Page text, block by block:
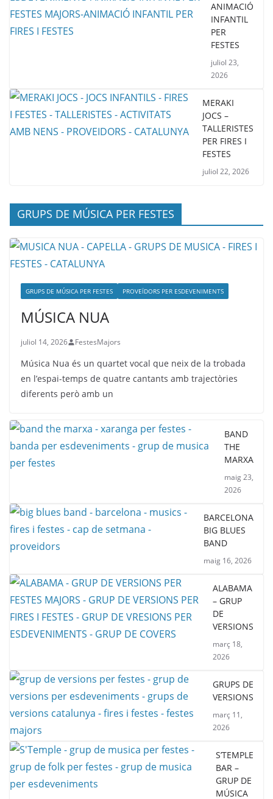
ANIMACIÓ
INFANTIL
PER
FESTES
juliol 23,
2026
MERAKI
JOCS –
TALLERISTES
PER FIRES I
FESTES
juliol 22, 2026
GRUPS DE MÚSICA PER FESTES
GRUPS DE MÚSICA PER FESTES PROVEÏDORS PER ESDEVENIMENTS
MÚSICA NUA
juliol 14, 2026 FestesMajors
Música Nua és un quartet vocal que neix de la trobada
en l’espai-temps de quatre cantants amb trajectòries
diferents però amb un
BAND
THE
MARXA
maig 23,
2026
BARCELONA
BIG BLUES
BAND
maig 16, 2026
ALABAMA
– GRUP
DE
VERSIONS
març 18,
2026
GRUPS DE
VERSIONS
març 11,
2026
S’TEMPLE
BAR –
GRUP DE
MÚSICA